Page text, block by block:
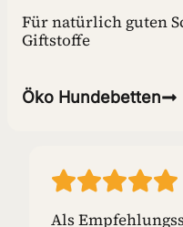
Für natürlich guten
Giftstoffe
Öko Hundebetten
Als